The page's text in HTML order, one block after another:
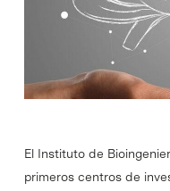
El Instituto de
primeros centros de